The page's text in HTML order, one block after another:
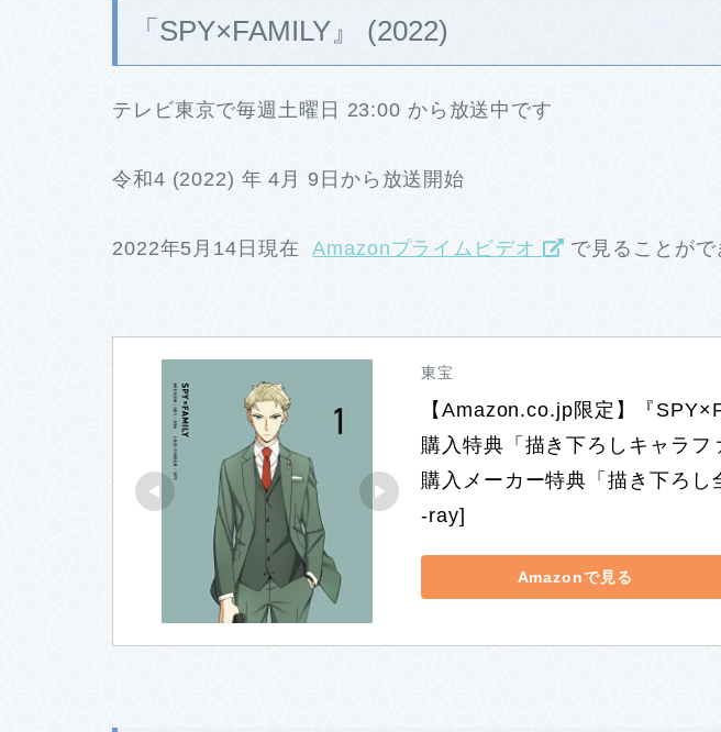
「SPY×FAMILY』 (2022)
テレビ東京で毎週土曜日 23:00 から放送中です
令和4 (2022) 年 4月 9日から放送開始
2022年5月14日現在Amazonプライムビデオ で見ることがで
東宝
【Amazon.co.jp限定】『
購入特典「描き下ろしキャラフ
購入メーカー特典「描き下ろ
-ray]
Amazonで見る